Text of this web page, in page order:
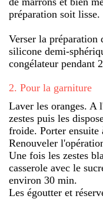
préparation soit lisse.
Verser la préparation
silicone demi-
congélateur pendant
2. Pour la garniture
Laver les oranges. A
zestes puis les
froide. Porter
Renouveler
Une fois les zestes
casserole avec le
environ 30 min.
Les égoutter et